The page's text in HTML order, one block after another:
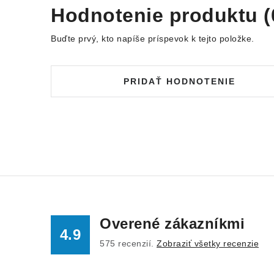
Hodnotenie produktu
Buďte prvý, kto napíše príspevok k tejto položke.
PRIDAŤ HODNOTENIE
4.9
Overené zákazníkmi
575 recenzií. Zobraziť všetky recenzie